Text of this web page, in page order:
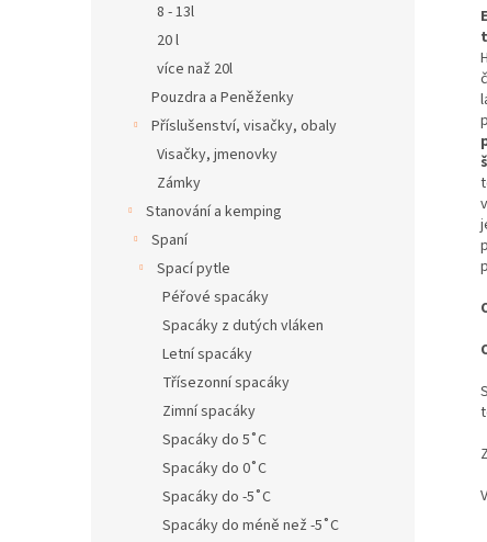
8 - 13l
20 l
více naž 20l
Pouzdra a Peněženky
Příslušenství, visačky, obaly
Visačky, jmenovky
Zámky
Stanování a kemping
Spaní
Spací pytle
Péřové spacáky
Spacáky z dutých vláken
Letní spacáky
Třísezonní spacáky
Zimní spacáky
Spacáky do 5˚C
Spacáky do 0˚C
Spacáky do -5˚C
Spacáky do méně než -5˚C